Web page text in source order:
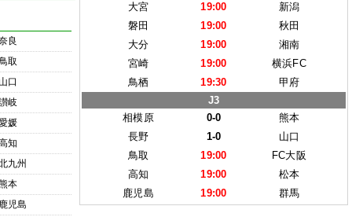
良
取
山口
岐
媛
知
九州
本
鹿児島
大宮
19:00
新潟
磐田
19:00
秋田
大分
19:00
湘南
宮崎
19:00
横浜FC
鳥栖
19:30
甲府
J3
相模原
0-0
熊本
長野
1-0
山口
鳥取
19:00
FC大阪
高知
19:00
松本
鹿児島
19:00 群馬